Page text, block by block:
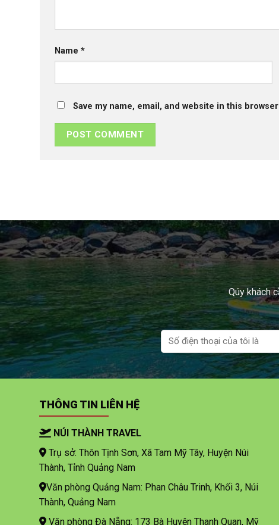
Name *
Save my name, email, and website in this
Qúy khách
THÔNG TIN LIÊN HỆ
NÚI THÀNH TRAVEL
Trụ sở: Thôn Tịnh Sơn, Xã Tam Mỹ Tây, Huyện Núi
Thành, Tỉnh Quảng Nam
Văn phòng Quảng Nam: Phan Châu Trinh, Khối 3, Núi
Thành, Quảng Nam
Văn phòng Đà Nẵng: 173 Bà Huyện Thanh Quan, Mỹ